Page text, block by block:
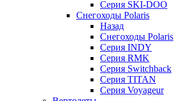
Серия SKI-DOO
Снегоходы Polaris
Назад
Снегоходы Polaris
Серия INDY
Серия RMK
Серия Switchback
Серия TITAN
Серия Voyageur